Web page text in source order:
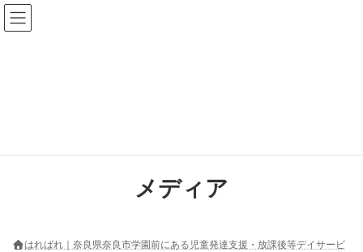
コ
ン
テ
ナ
ビ
ゲ
メディア
はればれ｜奈良県奈良市学園前にある児童発達支援・放課後等デイサービ